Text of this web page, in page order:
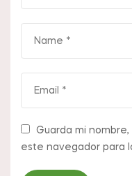
Guarda mi
este navegador para